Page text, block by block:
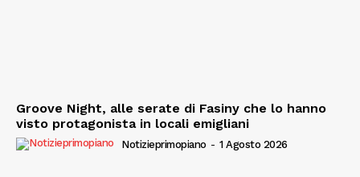
Groove Night, alle serate di Fasiny che lo hanno
visto protagonista in locali emigliani
Notizieprimopiano - 1 Agosto 2026